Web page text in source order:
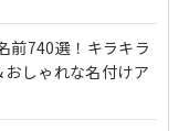
前740選！キラキラ
しゃれな名付けア